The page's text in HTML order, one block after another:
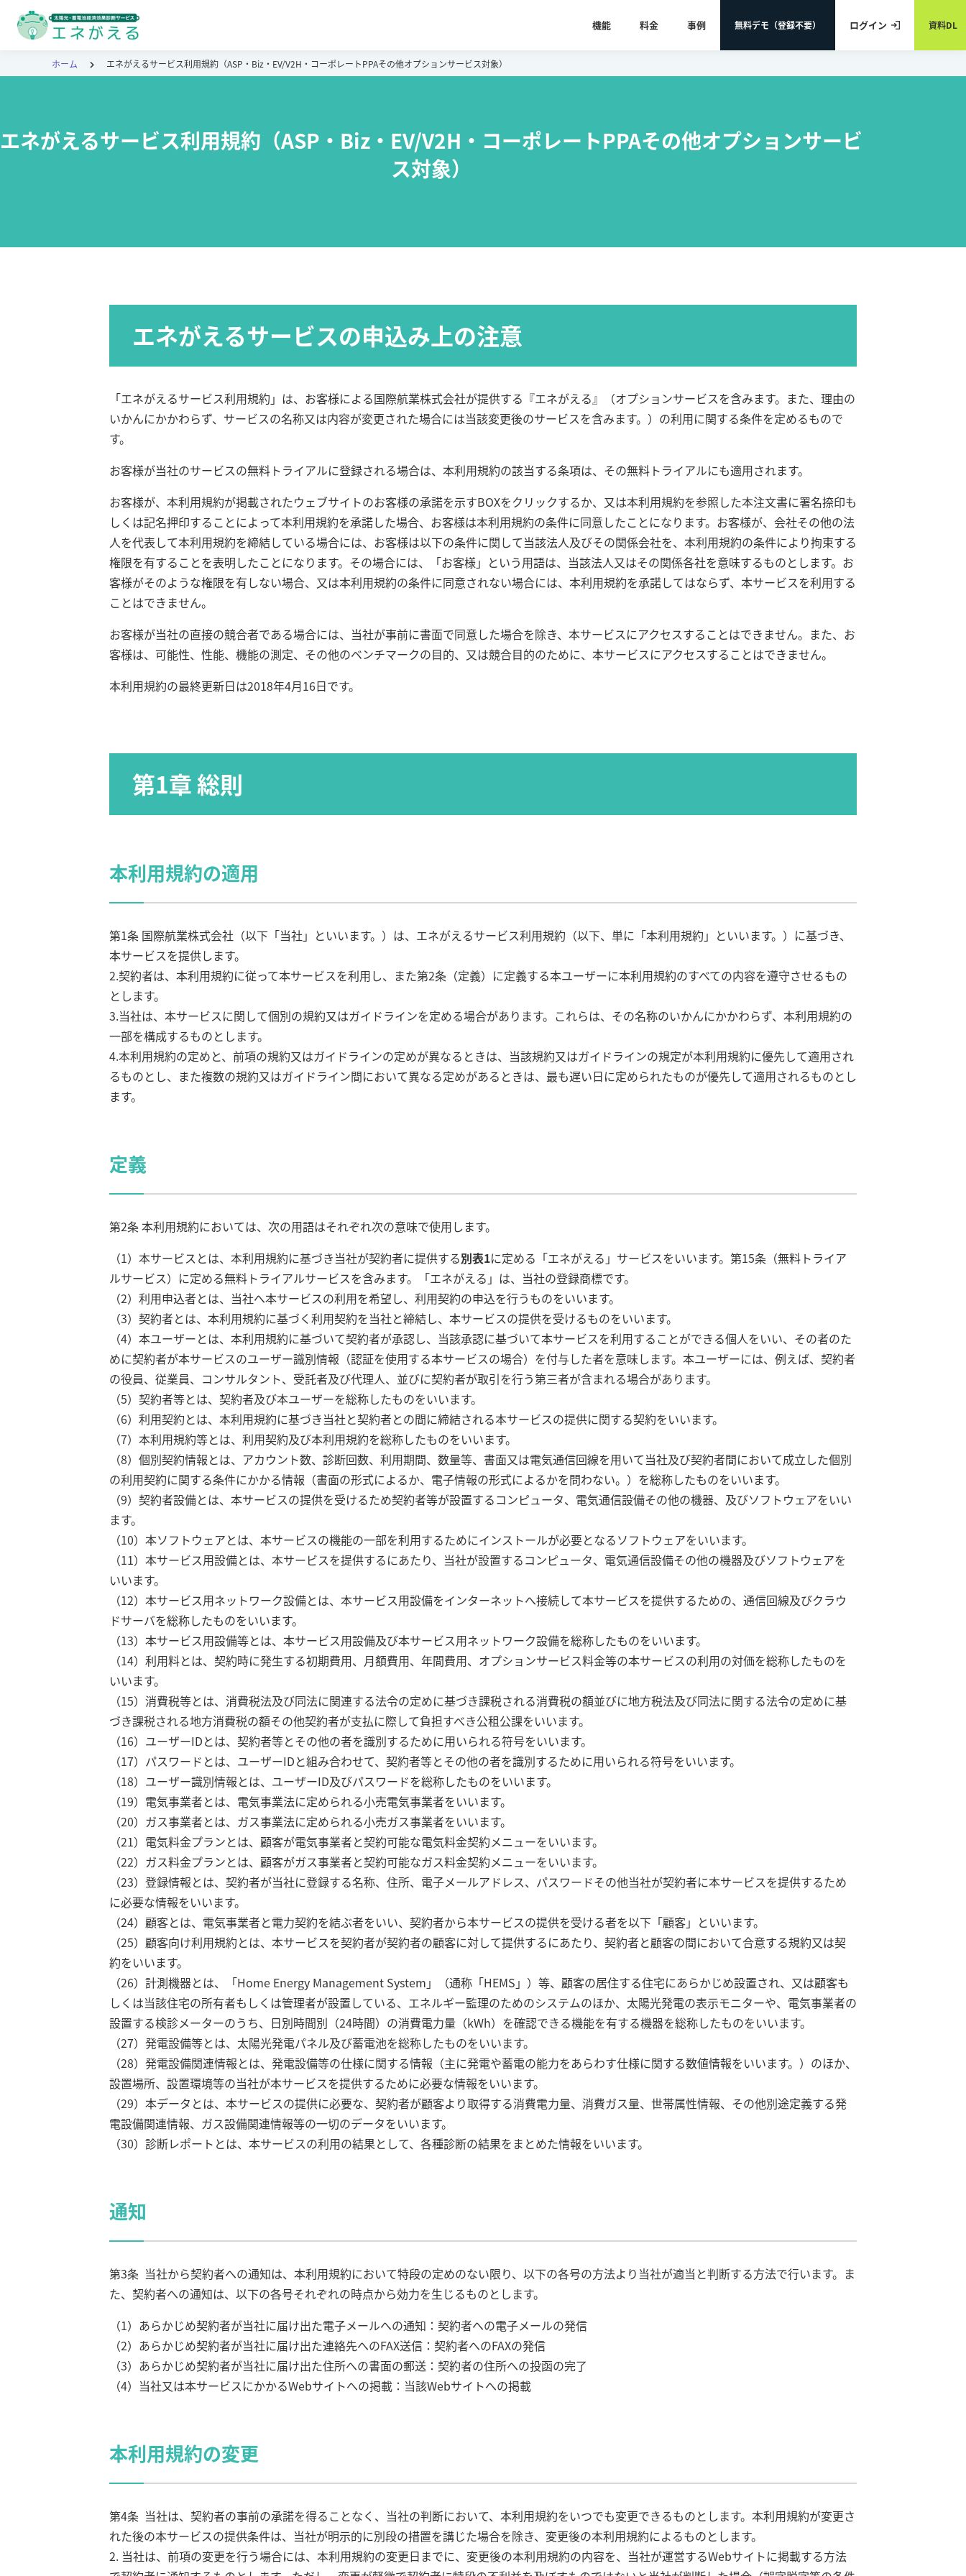
機能 料金 事例 無料デモ（登録不要） ログイン 資料DL
ホーム エネがえるサービス利用規約（ASP・Biz・EV/V2H・コーポレートPPAその他オプションサービス対象）
エネがえるサービス利用規約（ASP・Biz・EV/V2H・コーポレートPPAその他オプションサービ
ス対象）
エネがえるサービスの申込み上の注意
「エネがえるサービス利用規約」は、お客様による国際航業株式会社が提供する『エネがえる』（オプションサービスを含みます。また、理由の
いかんにかかわらず、サービスの名称又は内容が変更された場合には当該変更後のサービスを含みます。）の利用に関する条件を定めるもので
す。
お客様が当社のサービスの無料トライアルに登録される場合は、本利用規約の該当する条項は、その無料トライアルにも適用されます。
お客様が、本利用規約が掲載されたウェブサイトのお客様の承諾を示すBOXをクリックするか、又は本利用規約を参照した本注文書に署名捺印も
しくは記名押印することによって本利用規約を承諾した場合、お客様は本利用規約の条件に同意したことになります。お客様が、会社その他の法
人を代表して本利用規約を締結している場合には、お客様は以下の条件に関して当該法人及びその関係会社を、本利用規約の条件により拘束する
権限を有することを表明したことになります。その場合には、「お客様」という用語は、当該法人又はその関係各社を意味するものとします。お
客様がそのような権限を有しない場合、又は本利用規約の条件に同意されない場合には、本利用規約を承諾してはならず、本サービスを利用する
ことはできません。
お客様が当社の直接の競合者である場合には、当社が事前に書面で同意した場合を除き、本サービスにアクセスすることはできません。また、お
客様は、可能性、性能、機能の測定、その他のベンチマークの目的、又は競合目的のために、本サービスにアクセスすることはできません。
本利用規約の最終更新日は2018年4月16日です。
第1章 総則
本利用規約の適用
第1条 国際航業株式会社（以下「当社」といいます。）は、エネがえるサービス利用規約（以下、単に「本利用規約」といいます。）に基づき、
本サービスを提供します。
2.契約者は、本利用規約に従って本サービスを利用し、また第2条（定義）に定義する本ユーザーに本利用規約のすべての内容を遵守させるもの
とします。
3.当社は、本サービスに関して個別の規約又はガイドラインを定める場合があります。これらは、その名称のいかんにかかわらず、本利用規約の
一部を構成するものとします。
4.本利用規約の定めと、前項の規約又はガイドラインの定めが異なるときは、当該規約又はガイドラインの規定が本利用規約に優先して適用され
るものとし、また複数の規約又はガイドライン間において異なる定めがあるときは、最も遅い日に定められたものが優先して適用されるものとし
ます。
定義
第2条 本利用規約においては、次の用語はそれぞれ次の意味で使用します。
（1）本サービスとは、本利用規約に基づき当社が契約者に提供する別表1に定める「エネがえる」サービスをいいます。第15条（無料トライア
ルサービス）に定める無料トライアルサービスを含みます。「エネがえる」は、当社の登録商標です。
（2）利用申込者とは、当社へ本サービスの利用を希望し、利用契約の申込を行うものをいいます。
（3）契約者とは、本利用規約に基づく利用契約を当社と締結し、本サービスの提供を受けるものをいいます。
（4）本ユーザーとは、本利用規約に基づいて契約者が承認し、当該承認に基づいて本サービスを利用することができる個人をいい、その者のた
めに契約者が本サービスのユーザー識別情報（認証を使用する本サービスの場合）を付与した者を意味します。本ユーザーには、例えば、契約者
の役員、従業員、コンサルタント、受託者及び代理人、並びに契約者が取引を行う第三者が含まれる場合があります。
（5）契約者等とは、契約者及び本ユーザーを総称したものをいいます。
（6）利用契約とは、本利用規約に基づき当社と契約者との間に締結される本サービスの提供に関する契約をいいます。
（7）本利用規約等とは、利用契約及び本利用規約を総称したものをいいます。
（8）個別契約情報とは、アカウント数、診断回数、利用期間、数量等、書面又は電気通信回線を用いて当社及び契約者間において成立した個別
の利用契約に関する条件にかかる情報（書面の形式によるか、電子情報の形式によるかを問わない。）を総称したものをいいます。
（9）契約者設備とは、本サービスの提供を受けるため契約者等が設置するコンピュータ、電気通信設備その他の機器、及びソフトウェアをいい
ます。
（10）本ソフトウェアとは、本サービスの機能の一部を利用するためにインストールが必要となるソフトウェアをいいます。
（11）本サービス用設備とは、本サービスを提供するにあたり、当社が設置するコンピュータ、電気通信設備その他の機器及びソフトウェアを
いいます。
（12）本サービス用ネットワーク設備とは、本サービス用設備をインターネットへ接続して本サービスを提供するための、通信回線及びクラウ
ドサーバを総称したものをいいます。
（13）本サービス用設備等とは、本サービス用設備及び本サービス用ネットワーク設備を総称したものをいいます。
（14）利用料とは、契約時に発生する初期費用、月額費用、年間費用、オプションサービス料金等の本サービスの利用の対価を総称したものを
いいます。
（15）消費税等とは、消費税法及び同法に関連する法令の定めに基づき課税される消費税の額並びに地方税法及び同法に関する法令の定めに基
づき課税される地方消費税の額その他契約者が支払に際して負担すべき公租公課をいいます。
（16）ユーザーIDとは、契約者等とその他の者を識別するために用いられる符号をいいます。
（17）パスワードとは、ユーザーIDと組み合わせて、契約者等とその他の者を識別するために用いられる符号をいいます。
（18）ユーザー識別情報とは、ユーザーID及びパスワードを総称したものをいいます。
（19）電気事業者とは、電気事業法に定められる小売電気事業者をいいます。
（20）ガス事業者とは、ガス事業法に定められる小売ガス事業者をいいます。
（21）電気料金プランとは、顧客が電気事業者と契約可能な電気料金契約メニューをいいます。
（22）ガス料金プランとは、顧客がガス事業者と契約可能なガス料金契約メニューをいいます。
（23）登録情報とは、契約者が当社に登録する名称、住所、電子メールアドレス、パスワードその他当社が契約者に本サービスを提供するため
に必要な情報をいいます。
（24）顧客とは、電気事業者と電力契約を結ぶ者をいい、契約者から本サービスの提供を受ける者を以下「顧客」といいます。
（25）顧客向け利用規約とは、本サービスを契約者が契約者の顧客に対して提供するにあたり、契約者と顧客の間において合意する規約又は契
約をいいます。
（26）計測機器とは、「Home Energy Management System」（通称「HEMS」）等、顧客の居住する住宅にあらかじめ設置され、又は顧客も
しくは当該住宅の所有者もしくは管理者が設置している、エネルギー監理のためのシステムのほか、太陽光発電の表示モニターや、電気事業者の
設置する検診メーターのうち、日別時間別（24時間）の消費電力量（kWh）を確認できる機能を有する機器を総称したものをいいます。
（27）発電設備等とは、太陽光発電パネル及び蓄電池を総称したものをいいます。
（28）発電設備関連情報とは、発電設備等の仕様に関する情報（主に発電や蓄電の能力をあらわす仕様に関する数値情報をいいます。）のほか、
設置場所、設置環境等の当社が本サービスを提供するために必要な情報をいいます。
（29）本データとは、本サービスの提供に必要な、契約者が顧客より取得する消費電力量、消費ガス量、世帯属性情報、その他別途定義する発
電設備関連情報、ガス設備関連情報等の一切のデータをいいます。
（30）診断レポートとは、本サービスの利用の結果として、各種診断の結果をまとめた情報をいいます。
通知
第3条 当社から契約者への通知は、本利用規約において特段の定めのない限り、以下の各号の方法より当社が適当と判断する方法で行います。ま
た、契約者への通知は、以下の各号それぞれの時点から効力を生じるものとします。
（1）あらかじめ契約者が当社に届け出た電子メールへの通知：契約者への電子メールの発信
（2）あらかじめ契約者が当社に届け出た連絡先へのFAX送信：契約者へのFAXの発信
（3）あらかじめ契約者が当社に届け出た住所への書面の郵送：契約者の住所への投函の完了
（4）当社又は本サービスにかかるWebサイトへの掲載：当該Webサイトへの掲載
本利用規約の変更
第4条 当社は、契約者の事前の承諾を得ることなく、当社の判断において、本利用規約をいつでも変更できるものとします。本利用規約が変更さ
れた後の本サービスの提供条件は、当社が明示的に別段の措置を講じた場合を除き、変更後の本利用規約によるものとします。
2. 当社は、前項の変更を行う場合には、本利用規約の変更日までに、変更後の本利用規約の内容を、当社が運営するWebサイトに掲載する方法